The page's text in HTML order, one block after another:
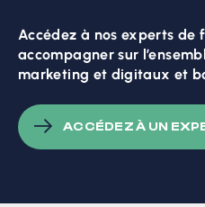
Accédez à nos experts de
accompagner sur
marketing et digitaux et
ACCÉDEZ À UN